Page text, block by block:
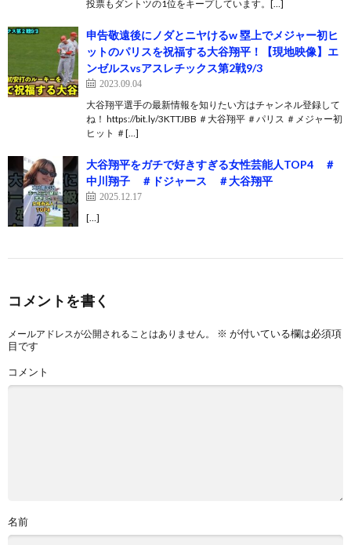
投票もダントツの1位をキープしています。[…]
申告敬遠後にノダとニヤけるw 塁上でメジャー初ヒ
ットのパリスを祝福する大谷翔平！【現地映像】エ
ンゼルスvsアスレチックス第2戦9/3
2023.09.04
大谷翔平選手の最新情報を知りたい方はチャンネル登録して
ね！ https://bit.ly/3KTTJBB ＃大谷翔平 ＃パリス ＃メジャー初
ヒット ＃[…]
大谷翔平をガチで好きすぎる女性芸能人TOP4 ＃
中川翔子 ＃ドジャース ＃大谷翔平
2025.12.17
[…]
コメントを書く
メールアドレスが公開されることはありません。 ※ が付いている欄は必須項
目です
コメント
名前